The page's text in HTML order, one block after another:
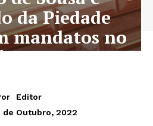
da Piedade
mandatos no
Editor
de Outubro, 2022